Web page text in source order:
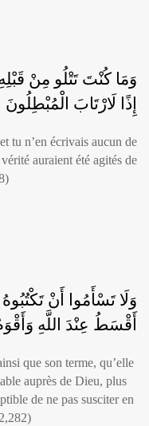
وَمَا كُنْتَ تَتْلُو مِنْ
إِذًا لَارْتَابَ الْمُبْطِلُونَ
tu n’en écrivais aucun de
auraient été agités de
وَلَا تَسْأَمُوا أَنْ
أَقْسَطُ عِنْدَ اللَّهِ
que son terme, qu’elle
auprès de Dieu, plus
de ne pas susciter en